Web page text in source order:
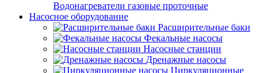
Водонагреватели газовые проточные
Насосное оборудование
Расширительные баки
Фекальные насосы
Насосные станции
Дренажные насосы
Циркуляционные